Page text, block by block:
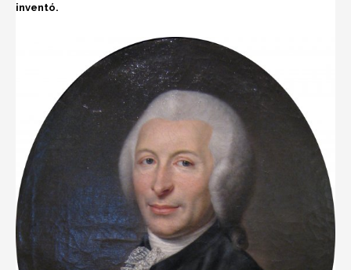
inventó.